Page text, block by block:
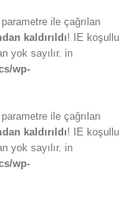
ile çağrılan
kaldırıldı! IE koşullu
yok sayılır. in
wp-
ile çağrılan
kaldırıldı! IE koşullu
yok sayılır. in
wp-